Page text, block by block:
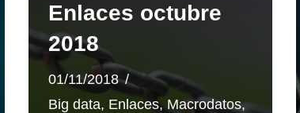
Enlaces octubre
2018
01/11/2018
Big data, Enlaces, Macrodatos,